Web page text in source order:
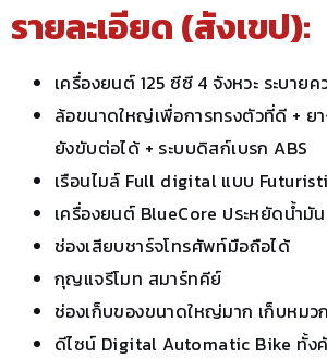
รายละเอียด (สังเขป):
เครื่องยนต์ 125 ซีซี 4 จังหวะ ระบาย
ล้อขนาดใหญ่เพื่อการทรงตัวที่ดี + ย
ยังขับต่อได้ + ระบบดิสก์เบรก ABS
เรือนไมล์ Full digital แบบ
เครื่องยนต์ BlueCore ประหยัดน้ำ
ช่องเสียบชาร์จโทรศัพท์มือถือได้
กุญแจรีโมท สมาร์ทคีย์
ช่องเก็บของขนาดใหญ่มาก เก็บหมว
ดีไซน์ Digital Automatic Bike ทั้ง